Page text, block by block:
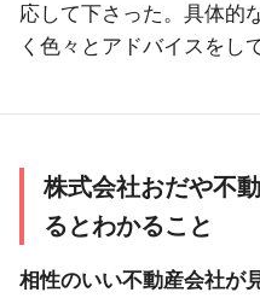
応して下さった。具体的
く色々とアドバイスをし
株式会社おだや不
るとわかること
相性のいい不動産会社が